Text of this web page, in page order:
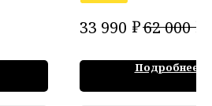
33 990 ₽62 000 ₽
Подробнее